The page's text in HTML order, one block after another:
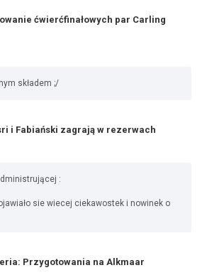
ćwierćfinałowych par Carling
składem ;/
i Fabiański zagrają w rezerwach
:
sie wiecej ciekawostek i nowinek o
Przygotowania na Alkmaar